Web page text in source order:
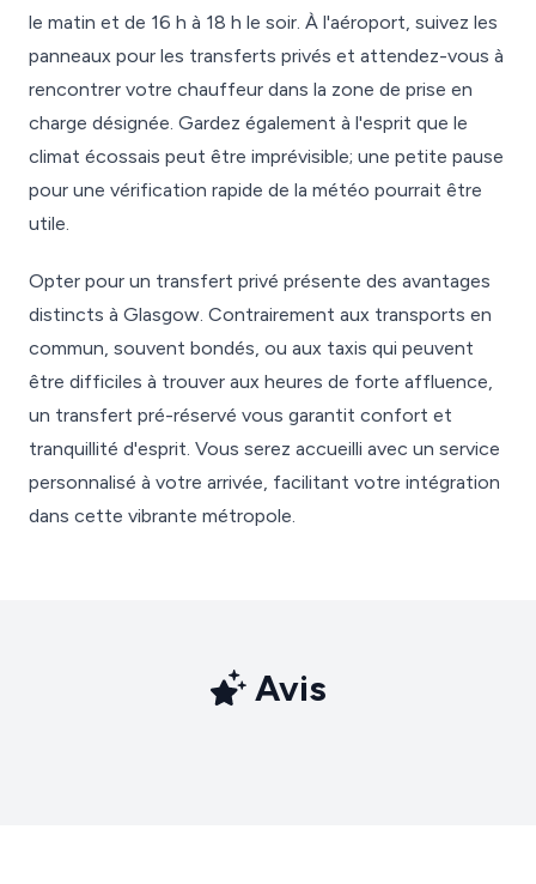
le matin et de 16 h à 18 h le soir. À l'aéroport, suivez les
panneaux pour les transferts privés et attendez-vous à
rencontrer votre chauffeur dans la zone de prise en
charge désignée. Gardez également à l'esprit que le
climat écossais peut être imprévisible; une petite pause
pour une vérification rapide de la météo pourrait être
utile.
Opter pour un transfert privé présente des avantages
distincts à Glasgow. Contrairement aux transports en
commun, souvent bondés, ou aux taxis qui peuvent
être difficiles à trouver aux heures de forte affluence,
un transfert pré-réservé vous garantit confort et
tranquillité d'esprit. Vous serez accueilli avec un service
personnalisé à votre arrivée, facilitant votre intégration
dans cette vibrante métropole.
Avis